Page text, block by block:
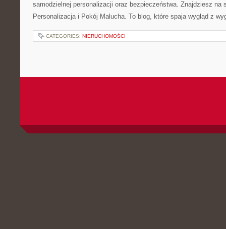
samodzielnej personalizacji oraz bezpieczeństwa. Znajdziesz na
Personalizacja i Pokój Malucha. To blog, które spaja wygląd z
CATEGORIES: NIERUCHOMOŚCI